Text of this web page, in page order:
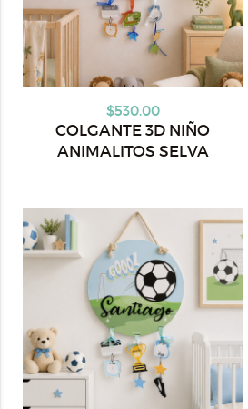
$530.00
COLGANTE 3D NIÑO
ANIMALITOS SELVA